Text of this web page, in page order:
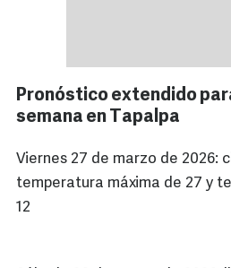
Pronóstico extendido
semana en Tapalpa
Viernes 27 de marzo de 2026:
temperatura máxima de 27 y
12